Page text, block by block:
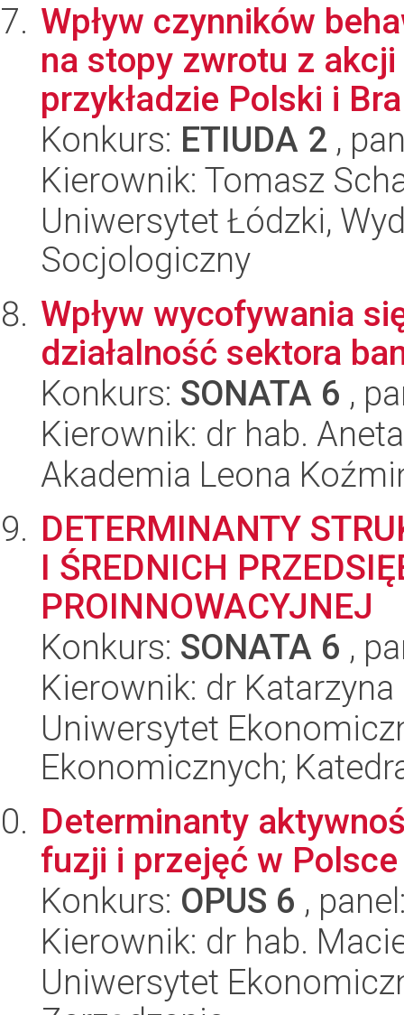
Wpływ czynników
na stopy zwrotu z
przykładzie Polski i
Konkurs: ETIUDA 2 ,
Kierownik: Tomasz
Uniwersytet Łódzki,
Socjologiczny
Wpływ wycofywania
działalność sektora
Konkurs: SONATA 6 ,
Kierownik: dr hab.
Akademia Leona
DETERMINANTY
I ŚREDNICH
PROINNOWACYJNEJ
Konkurs: SONATA 6 ,
Kierownik: dr
Uniwersytet
Ekonomicznych;
Determinanty
fuzji i przejęć w Polsce
Konkurs: OPUS 6 ,
Kierownik: dr hab.
Uniwersytet